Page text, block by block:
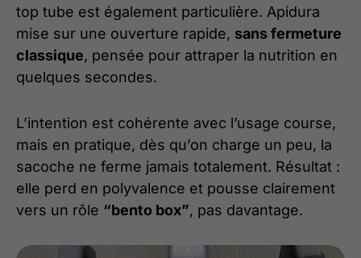
top tube est également particulière. Apidura
mise sur une ouverture rapide, sans fermeture
classique, pensée pour attraper la nutrition en
quelques secondes.
L’intention est cohérente avec l’usage course,
mais en pratique, dès qu’on charge un peu, la
sacoche ne ferme jamais totalement. Résultat :
elle perd en polyvalence et pousse clairement
vers un rôle “bento box”, pas davantage.